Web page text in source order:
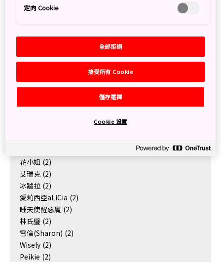
Tags
東海
關東1
Authors
明太子小姐, 枝豆爸爸, 小枝豆 (5)
花小姐 (2)
艾瑞克 (2)
冰蹦拉 (2)
愛莉西亞aLiCia (2)
睡天使醒惡魔 (2)
林氏璧 (2)
雪倫(Sharon) (2)
Wisely (2)
Peikie (2)
定向 Cookie
全部拒絕
接受所有 Cookie
儲存選擇
Cookie 设置